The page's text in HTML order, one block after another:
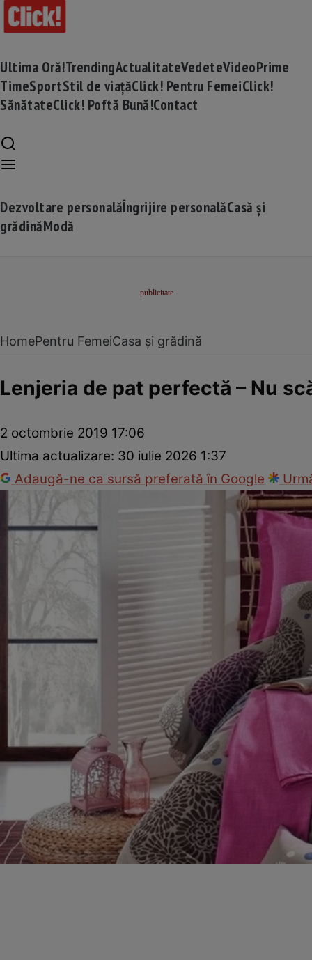
Ultima Oră!TrendingActualitateVedeteVideoPrime
TimeSportStil de viațăClick! Pentru FemeiClick!
SănătateClick! Poftă Bună!Contact
Dezvoltare personalăÎngrijire personalăCasă și
grădinăModă
HomePentru FemeiCasa și grădină
Lenjeria de pat perfectă – Nu
2 octombrie 2019 17:06
Ultima actualizare: 30 iulie 2026 1:37
Adaugă-ne ca sursă preferată în Google